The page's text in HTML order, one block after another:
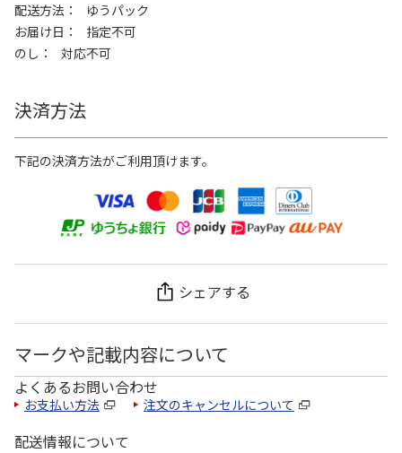
配送方法
ゆうパック
お届け日
指定不可
のし
対応不可
決済方法
下記の決済方法がご利用頂けます。
シェアする
マークや記載内容について
よくあるお問い合わせ
お支払い方法 注文のキャンセルについて
配送情報について